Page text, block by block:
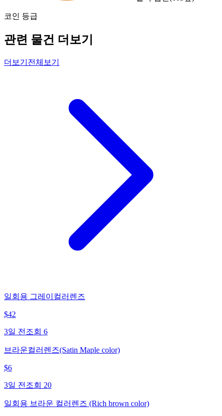
코인 등급
관련 물건 더보기
더보기 전체보기
일회용 그레이컬러렌즈
$42
3일 전 조회 6
브라운컬러렌즈(Satin Maple color)
$6
3일 전 조회 20
일회용 브라운 컬러렌즈 (Rich brown color)